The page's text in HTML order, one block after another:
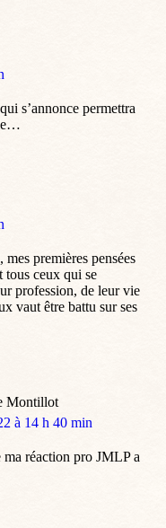
s’annonce permettra
premières pensées
tous ceux qui se
profession, de leur vie
vaut être battu sur ses
Montillot
à 14 h 40 min
réaction pro JMLP a